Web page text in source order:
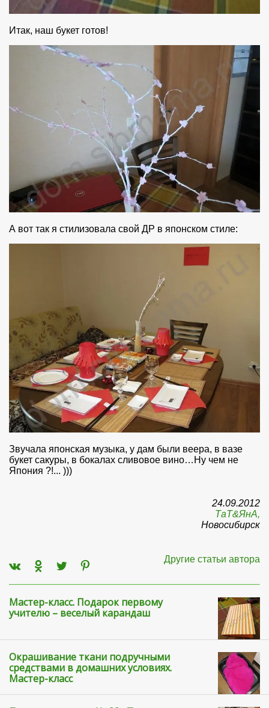
Итак, наш букет готов!
А вот так я стилизовала свой ДР в японском стиле:
Звучала японская музыка, у дам были веера, в вазе
букет сакуры, в бокалах сливовое вино…Ну чем не
Япония ?!... )))
24.09.2012
ТаТ&ЯнА,
Новосибирск
Другие статьи автора
Мастер-класс. Подарок первому
учителю – веселый карандаш
Окрашивание ткани подручными
средствами в домашних условиях.
Мастер-класс